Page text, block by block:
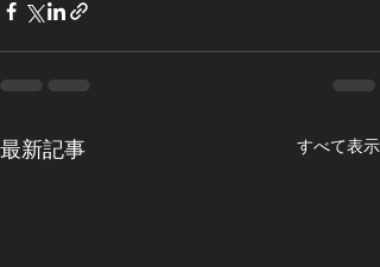
最新記事 すべて表示